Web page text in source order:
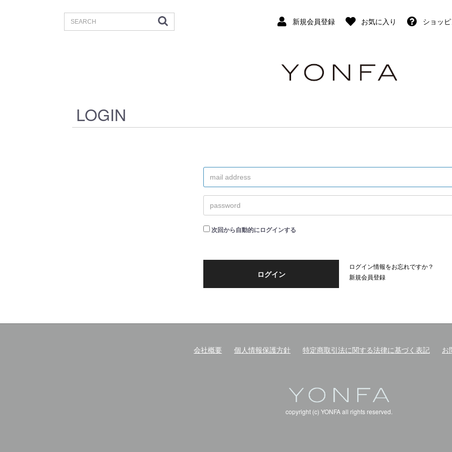
新規会員登録 お気に入り ショッ
LOGIN
次回から自動的にログインする
ログイン
ログイン情報をお忘れですか？
新規会員登録
会社概要 個人情報保護方針 特定商取引法に関する法律に基づく表記 お
copyright (c) YONFA all rights reserved.